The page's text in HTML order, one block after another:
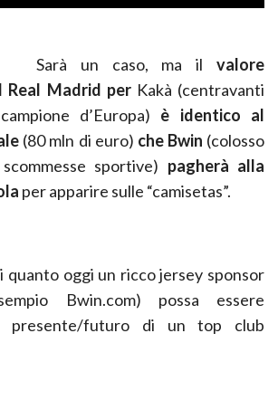
Sarà un caso, ma il valore
Real Madrid perKakà (centravanti
d’Europa) è identico al
(80 mln di euro) che Bwin (colosso
sportive) pagherà alla
per apparire sulle “camisetas”.
quanto oggi un ricco jersey sponsor
Bwin.com) possa essere
presente/futuro di un top club